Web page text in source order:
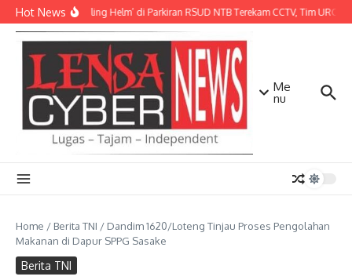
Lewati ke konten
Hot NewsAksi ‘Maling Helm’ di Parkiran RSUD NTB Terekam CCTV, Tim URC
Me
nu
Home / Berita TNI / Dandim 1620/Loteng Tinjau Proses Pengolahan
Makanan di Dapur SPPG Sasake
Berita TNI